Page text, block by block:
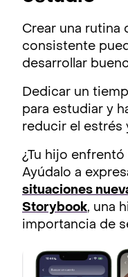
Crear una rutina
consistente
desarrollar
Dedicar un
para estudiar y
reducir el estrés
¿Tu hijo
Ayúdalo a
situaciones
Storybook, una
importancia de